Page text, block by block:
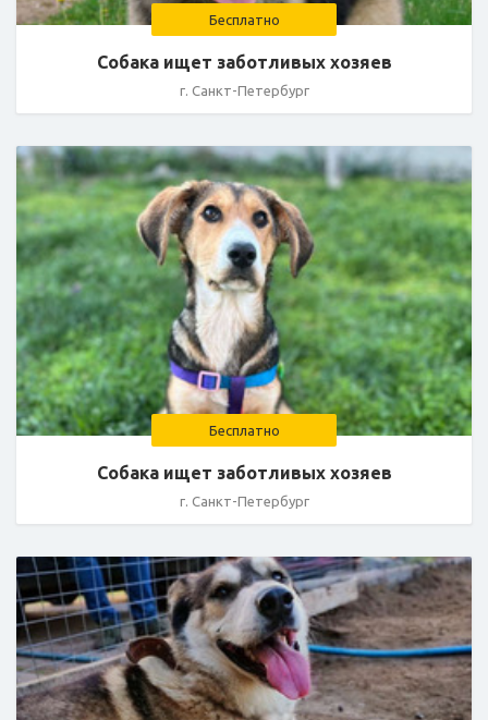
Бесплатно
Собака ищет заботливых хозяев
г. Санкт-Петербург
Бесплатно
Собака ищет заботливых хозяев
г. Санкт-Петербург